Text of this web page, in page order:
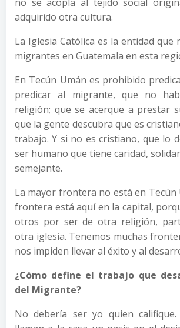
adquirido otra cultura.
La Iglesia Católica es la entidad que
migrantes en Guatemala en esta
En Tecún Umán es prohibido
predicar al migrante, que no
religión; que se acerque a prestar
que la gente descubra que es
trabajo. Y si no es cristiano, que lo
ser humano que tiene caridad,
semejante.
La mayor frontera no está en Tecún
frontera está aquí en la capital,
otros por ser de otra religión,
otra iglesia. Tenemos muchas
nos impiden llevar al éxito y al
¿Cómo define el trabajo que
del Migrante?
No debería ser yo quien